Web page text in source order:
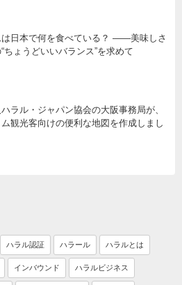
は日本で何を食べている？ ――美味しさ
ちょうどいいバランス”を求めて
ラル・ジャパン協会の大阪事務局が、
観光客向けの便利な地図を作成しまし
ハラル認証 ハラール ハラルとは
インバウンド ハラルビジネス